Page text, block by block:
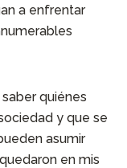
a enfrentar
quiénes
y que se
asumir
en mis